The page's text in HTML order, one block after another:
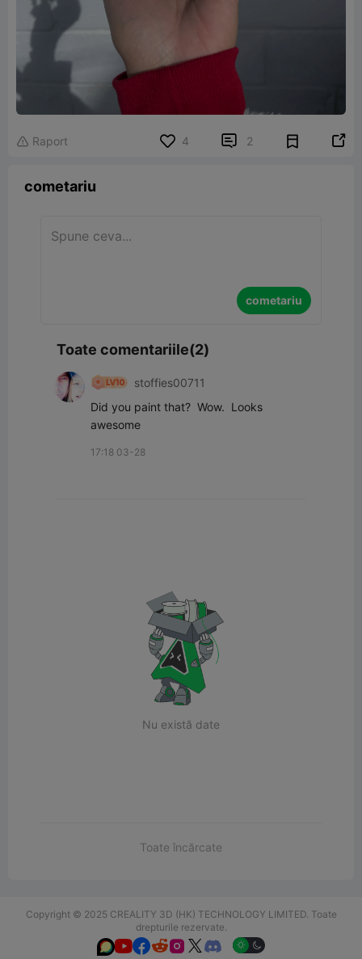
 Raport 4  2 
cometariu
cometariu
Toate comentariile(2)
stoffies00711
Did you paint that?  Wow.  Looks
awesome
17:18 03-28
Nu există date
Toate încărcate
Copyright © 2025 CREALITY 3D (HK) TECHNOLOGY LIMITED. Toate
drepturile rezervate.
  